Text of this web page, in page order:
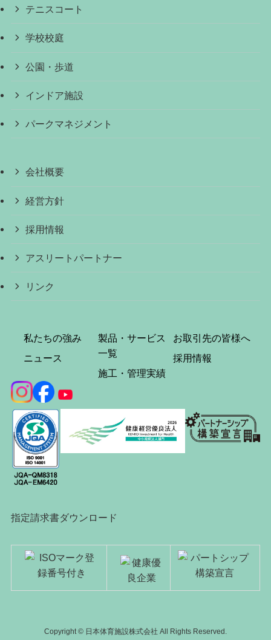
テニスコート
学校校庭
公園・歩道
インドア施設
パークマネジメント
会社概要
経営方針
採用情報
アスリートパートナー
リンク
私たちの強み
ニュース
製品・サービス
一覧
施工・管理実績
お取引先の皆様へ
採用情報
指定請求書ダウンロード
Copyright © 日本体育施設株式会社 All Rights Reserved.